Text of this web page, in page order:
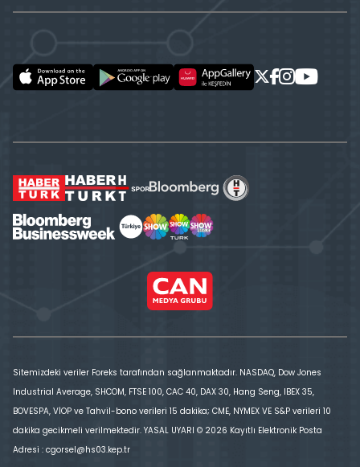
Sitemizdeki veriler Foreks tarafından sağlanmaktadır. NASDAQ, Dow Jones
Industrial Average, SHCOM, FTSE 100, CAC 40, DAX 30, Hang Seng, IBEX 35,
BOVESPA, VİOP ve Tahvil-bono verileri 15 dakika; CME, NYMEX VE S&P verileri 10
dakika gecikmeli verilmektedir. YASAL UYARI © 2026 Kayıtlı Elektronik Posta
Adresi : cgorsel@hs03.kep.tr